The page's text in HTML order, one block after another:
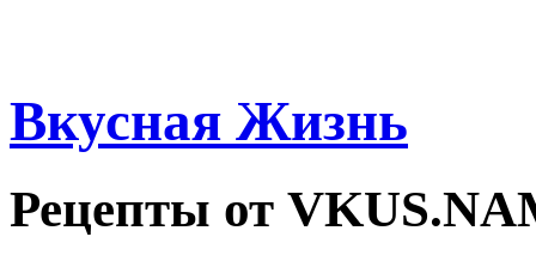
Вкусная Жизнь
Рецепты от